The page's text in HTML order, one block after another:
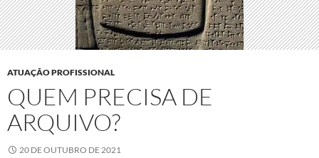
ATUAÇÃO PROFISSIONAL
QUEM PRECISA DE
ARQUIVO?
20 DE OUTUBRO DE 2021